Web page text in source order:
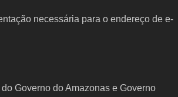
necessária para o endereço de e-
Governo do Amazonas e Governo